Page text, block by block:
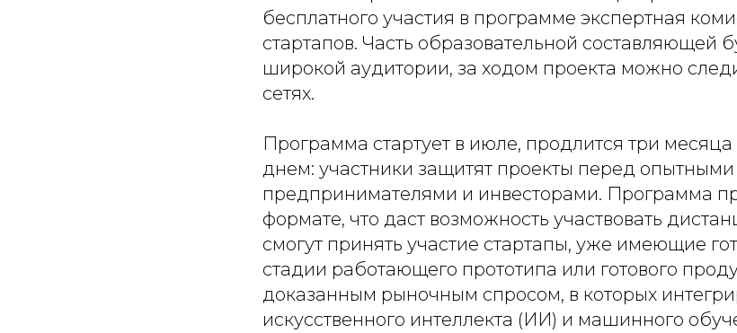
бесплатного участия в программе экспертная
стартапов. Часть образовательной составляющей
широкой аудитории, за ходом проекта можно
сетях.
Программа стартует в июле, продлится три
днем: участники защитят проекты перед
предпринимателями и инвесторами. Программа
формате, что даст возможность участвовать
смогут принять участие стартапы, уже имеющие
стадии работающего прототипа или готового
доказанным рыночным спросом, в которых
искусственного интеллекта (ИИ) и машинного